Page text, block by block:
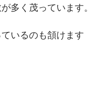
多く茂っています。
いるのも頷けます